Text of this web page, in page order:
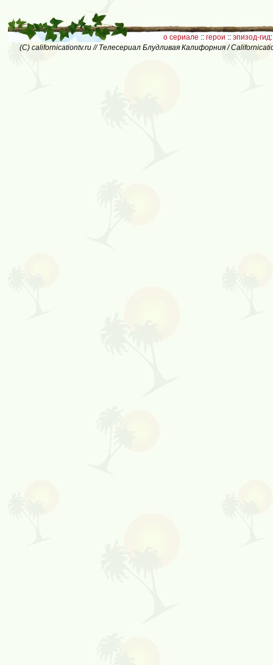
о сериале :: герои :: эпизод-гид
(C) californicationtv.ru // Телесериал Блудливая Калифорния /